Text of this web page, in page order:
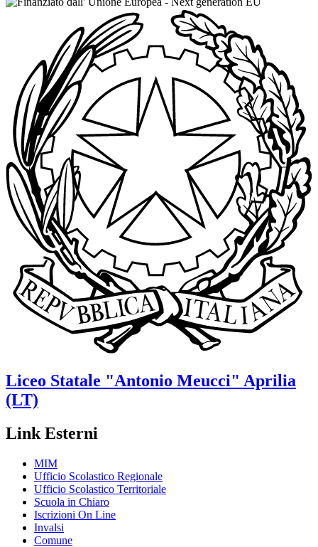
Liceo Statale "Antonio Meucci" Aprilia
(LT)
Link Esterni
MIM
Ufficio Scolastico Regionale
Ufficio Scolastico Territoriale
Scuola in Chiaro
Iscrizioni On Line
Invalsi
Comune